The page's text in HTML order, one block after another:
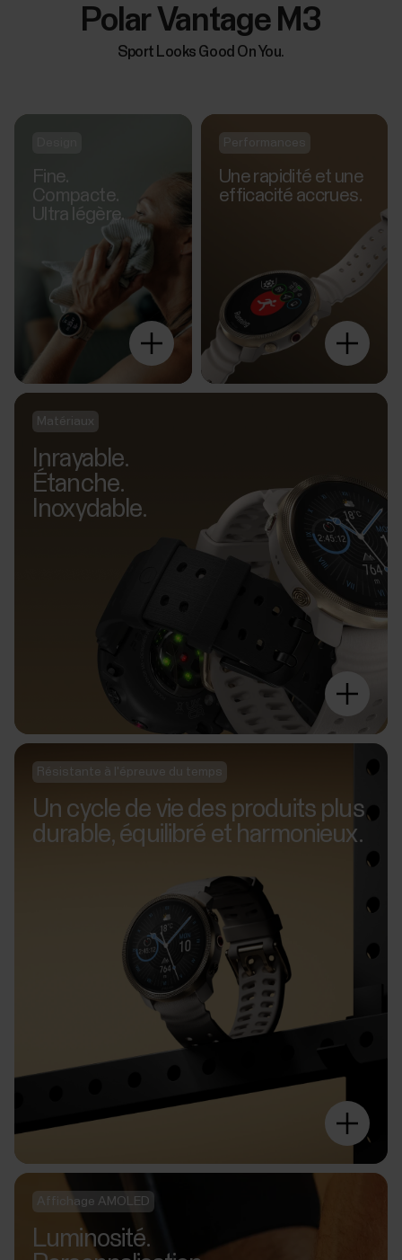
Polar Vantage M3
Sport Looks Good On You.
Fine.
Compacte.
Ultra légère.
Explore
more
Une rapidité et une
efficacité accrues.
Matériaux
Inrayable.
Étanche.
Inoxydable.
Résistante à l'épreuve du temps
Un cycle de vie des produits plus
durable, équilibré et harmonieux.
Affichage AMOLED
Luminosité.